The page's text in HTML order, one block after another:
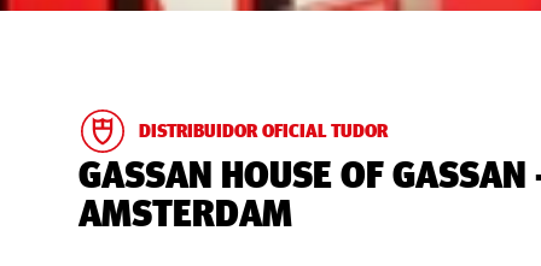
DISTRIBUIDOR OFICIAL TUDOR
‭GASSAN HOUSE OF GASSAN
AMSTERDAM‬